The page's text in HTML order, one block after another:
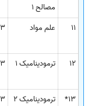
مصالح 1
11 علم مواد 3
12 ترمودینامیک 1 3
13* ترمودینامیک 2 3